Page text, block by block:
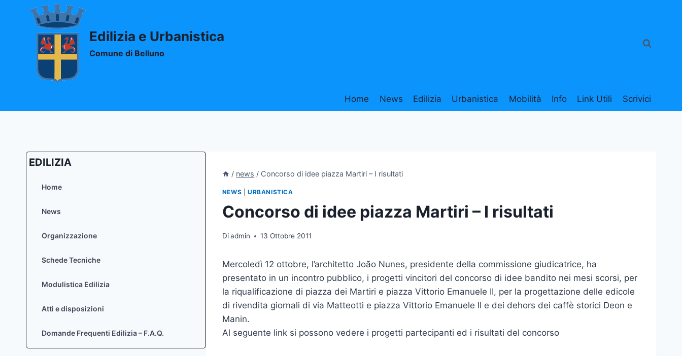
contenuto
Edilizia e Urbanistica
Comune di Belluno
Home News Edilizia Urbanistica Mobilità Info Link Utili Scrivici
/ news / Concorso di idee piazza Martiri – I risultati
NEWS |URBANISTICA
Concorso di idee piazza Martiri – I risultati
Diadmin 13 Ottobre 2011
Mercoledì 12 ottobre, l’architetto João Nunes, presidente della commissione giudicatrice, ha
presentato in un incontro pubblico, i progetti vincitori del concorso di idee bandito nei mesi scorsi, per
la riqualificazione di piazza dei Martiri e piazza Vittorio Emanuele II, per la progettazione delle edicole
di rivendita giornali di via Matteotti e piazza Vittorio Emanuele II e dei dehors dei caffè storici Deon e
Manin.
Al seguente link si possono vedere i progetti partecipanti ed i risultati del concorso
EDILIZIA
Home
News
Organizzazione
Schede Tecniche
Modulistica Edilizia
Atti e disposizioni
Domande Frequenti Edilizia – F.A.Q.